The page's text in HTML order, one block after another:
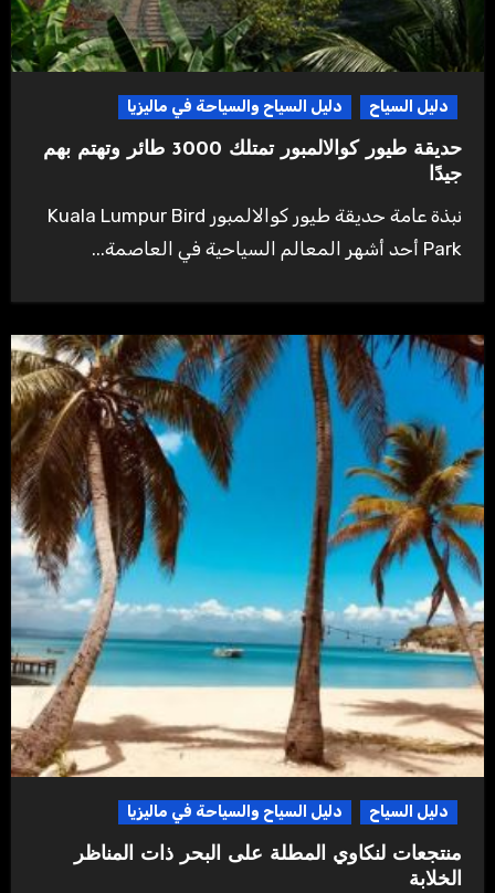
دليل السياح دليل السياح والسياحة في ماليزيا
حديقة طيور كوالالمبور تمتلك 3000 طائر وتهتم بهم
جيدًا
نبذة عامة حديقة طيور كوالالمبور Kuala Lumpur Bird
Park أحد أشهر المعالم السياحية في العاصمة...
دليل السياح دليل السياح والسياحة في ماليزيا
منتجعات لنكاوي المطلة على البحر ذات المناظر
الخلابة